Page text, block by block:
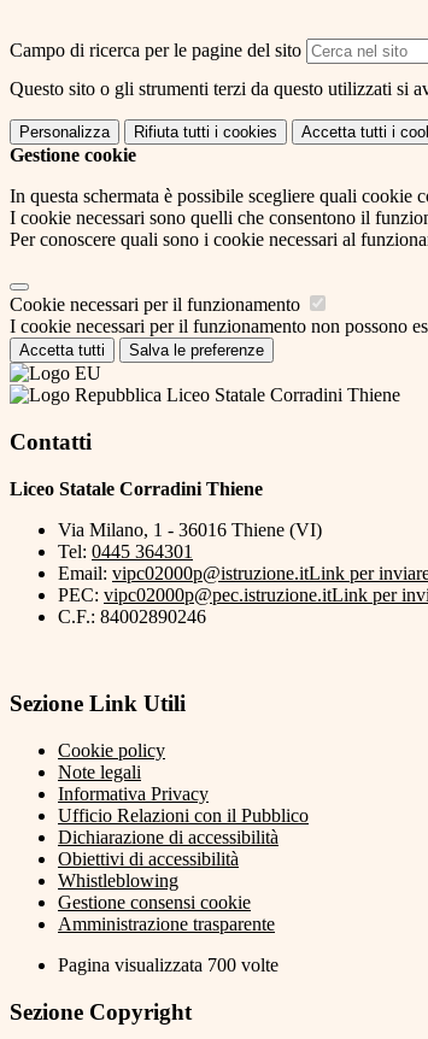
Campo di ricerca per le pagine del sito
Questo sito o gli strumenti terzi da questo utilizzati si
Personalizza Rifiuta tutti i cookies Accetta tutti i
Gestione cookie
In questa schermata è possibile scegliere quali cookie
I cookie necessari sono quelli che consentono il
Per conoscere quali sono i cookie necessari al
Cookie necessari per il funzionamento
I cookie necessari per il funzionamento non possono
Accetta tutti Salva le preferenze
Liceo Statale Corradini Thiene
Contatti
Liceo Statale Corradini Thiene
Via Milano, 1 - 36016 Thiene (VI)
Tel: 0445 364301
Email: vipc02000p@istruzione.itLink per
PEC: vipc02000p@pec.istruzione.itLink per
C.F.: 84002890246
Sezione Link Utili
Cookie policy
Note legali
Informativa Privacy
Ufficio Relazioni con il Pubblico
Dichiarazione di accessibilità
Obiettivi di accessibilità
Whistleblowing
Gestione consensi cookie
Amministrazione trasparente
Pagina visualizzata 700 volte
Sezione Copyright